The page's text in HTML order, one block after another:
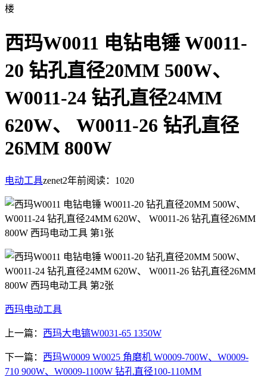
楼
西玛W0011 电钻电锤 W0011-
20 钻孔直径20MM 500W、
W0011-24 钻孔直径24MM
620W、 W0011-26 钻孔直径
26MM 800W
电动工具zenet2年前阅读：1020
西玛电动工具
上一篇： 西玛大电镐W0031-65 1350W
下一篇： 西玛W0009 W0025 角磨机 W0009-700W、W0009-
710 900W、W0009-1100W 钻孔直径100-110MM